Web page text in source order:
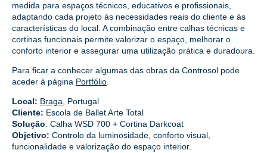
medida para espaços técnicos, educativos e profissionais,
adaptando cada projeto às necessidades reais do cliente e às
características do local. A combinação entre calhas técnicas e
cortinas funcionais permite valorizar o espaço, melhorar o
conforto interior e assegurar uma utilização prática e duradoura.
Para ficar a conhecer algumas das obras da Controsol pode
aceder à página Portfólio
Local: Braga , Portugal
Cliente: Escola de Ballet Arte Total
Solução: Calha WSD 700 + Cortina Darkcoat
Objetivo: Controlo da luminosidade, conforto visual,
funcionalidade e valorização do espaço interior.